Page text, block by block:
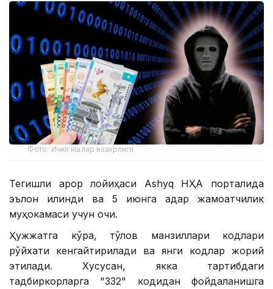
Фото: Ички ишлар вазирлиги
Тегишли қарор лойиҳаси Ashyq НҲА порталида
эълон қилинди ва 5 июнга қадар жамоатчилик
муҳокамаси учун очиқ.
Ҳужжатга кўра, тўлов манзиллари кодлари
рўйхати кенгайтирилади ва янги кодлар жорий
этилади. Хусусан, якка тартибдаги
тадбиркорларга "332" кодидан фойдаланишга